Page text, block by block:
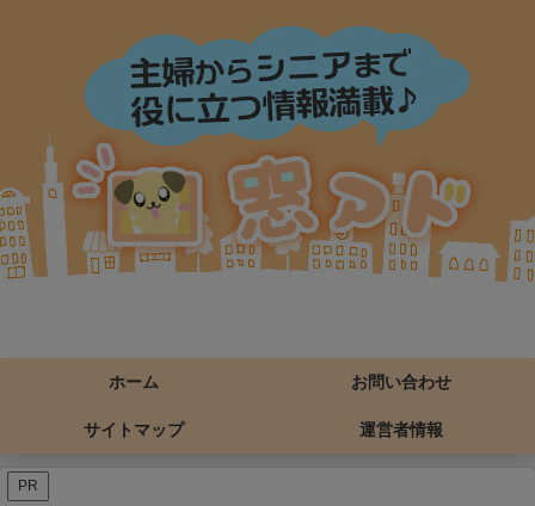
ホーム お問い合わせ
サイトマップ 運営者情報
PR